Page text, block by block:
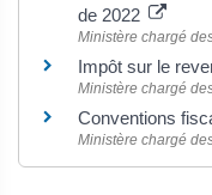
de 2022
Ministère chargé
Impôt sur le
Ministère chargé
Conventions
Ministère chargé